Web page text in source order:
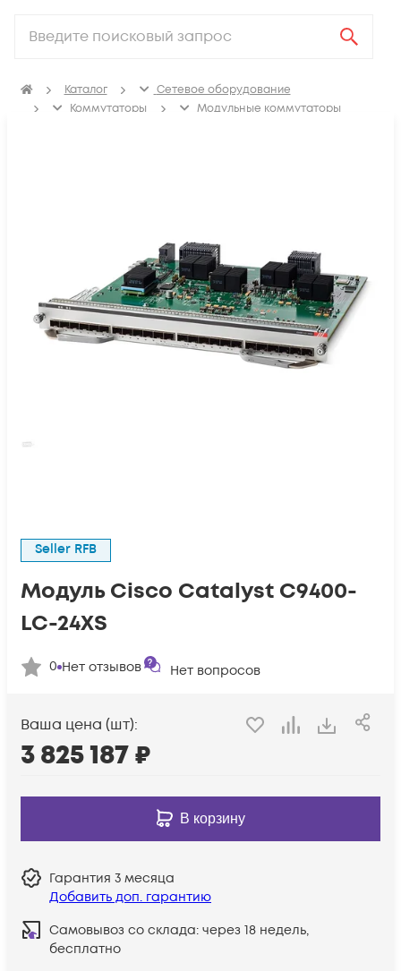
Каталог
Сетевое оборудование
Коммутаторы
Модульные коммутаторы
Seller RFB
Модуль Cisco Catalyst C9400-
LC-24XS
0 Нет отзывов Нет вопросов
Ваша цена (шт):
3 825 187₽
В корзину
Гарантия 3 месяца
Добавить доп. гарантию
Самовывоз со склада: через 18 недель,
бесплатно